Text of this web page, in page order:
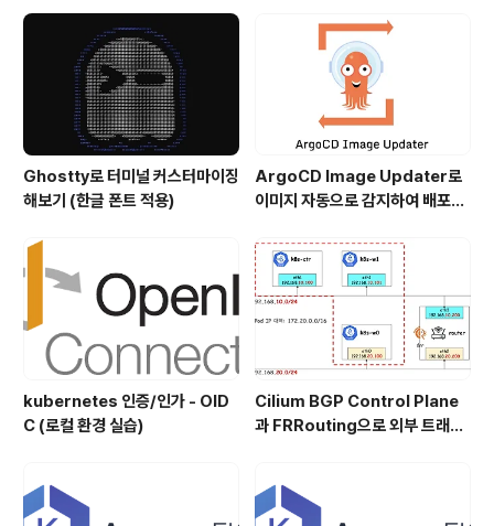
ot in ghostty and wezterm. Wezterm uses..
Ghostty로 터미널 커스터마이징
해보기 (한글 폰트 적용)
ArgoCD Image Updater로
이미지 자동으로 감지하여 배포하
kubernetes 인증/인가 - OID
C (로컬 환경 실습)
Cilium BGP Control Plane
과 FRRouting으로 외부 트래픽